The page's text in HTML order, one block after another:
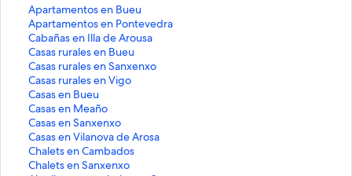
Apartamentos en Bueu
E
n
l
a
c
e
q
u
e
a
b
r
Apartamentos en Pontevedra
E
n
l
a
c
e
q
u
e
a
b
Cabañas en Illa de Arousa
E
n
l
a
c
e
q
u
e
a
Casas rurales en Bueu
E
n
l
a
c
e
q
u
e
Casas rurales en Sanxenxo
E
n
l
a
c
e
q
u
Casas rurales en Vigo
E
n
l
a
c
e
q
Casas en Bueu
E
n
l
a
c
e
Casas en Meaño
E
n
l
a
c
Casas en Sanxenxo
E
n
l
a
Casas en Vilanova de Arosa
E
n
l
Chalets en Cambados
E
n
Chalets en Sanxenxo
E